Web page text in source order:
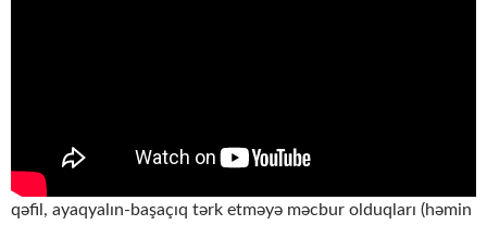
qəfil, ayaqyalın-başaçıq tərk etməyə məcbur olduqları (həmin